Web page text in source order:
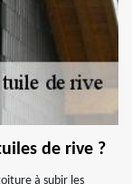
de rive ?
à subir les